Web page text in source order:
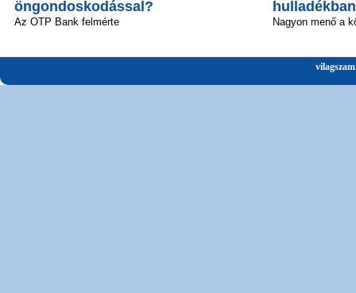
öngondoskodással?
Az OTP Bank felmérte
hulladékban
Nagyon menő a